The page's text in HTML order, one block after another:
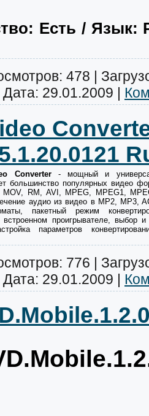
Есть / Язык:
478 |
Дата: 29.01.2009 |
Converter- мощный и
большинство популярных видео
MOV, RM, AVI, MPEG, MPEG1,
аудио из видео в MP2, MP3,
пакетный режим
встроенном проигрывателе, выбор
параметров
776 |
Дата: 29.01.2009 |